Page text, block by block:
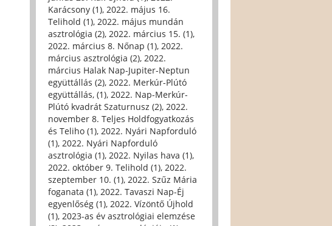
Karácsony (1), 2022. május 16.
Telihold (1), 2022. május mundán
asztrológia (2), 2022. március 15. (1),
2022. március 8. Nőnap (1), 2022.
március asztrológia (2), 2022.
március Halak Nap-Jupiter-Neptun
együttállás (2), 2022. Merkúr-Plútó
együttállás, (1), 2022. Nap-Merkúr-
Plútó kvadrát Szaturnusz (2), 2022.
november 8. Teljes Holdfogyatkozás
és Teliho (1), 2022. Nyári Napforduló
(1), 2022. Nyári Napforduló
asztrológia (1), 2022. Nyilas hava (1),
2022. október 9. Telihold (1), 2022.
szeptember 10. (1), 2022. Szűz Mária
foganata (1), 2022. Tavaszi Nap-Éj
egyenlőség (1), 2022. Vízöntő Újhold
(1), 2023-as év asztrológiai elemzése